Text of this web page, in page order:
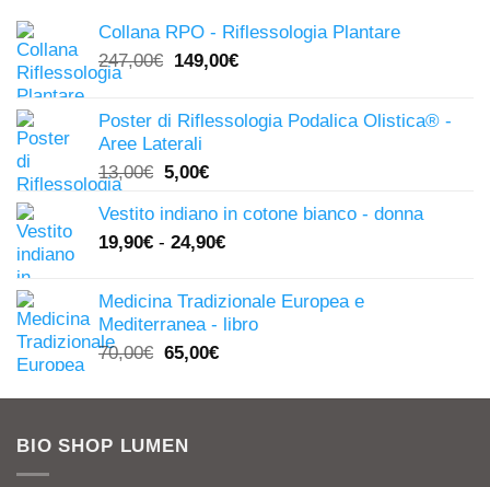
Collana RPO - Riflessologia Plantare
247,00€ Il
era:
247,00€.
149,00€Il
è:
Poster di Riflessologia Podalica Olistica® -
Aree Laterali
13,00€ Il
originale
era:
5,00€Il
attuale
è:
Vestito indiano in cotone bianco - donna
19,90€ - 24,90€
Medicina Tradizionale Europea e
Mediterranea - libro
70,00€ Il
originale
70,00€.
65,00€Il
attuale
BIO SHOP LUMEN